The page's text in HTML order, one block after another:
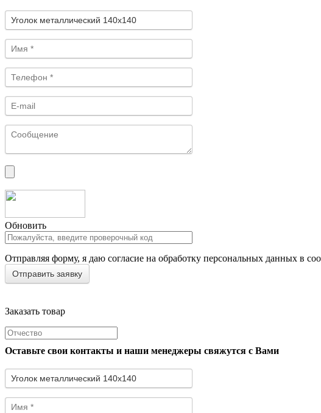
Обновить
Отправляя форму, я даю согласие на обработку персональных данных в
Заказать товар
Оставьте свои контакты и наши менеджеры свяжутся с Вами